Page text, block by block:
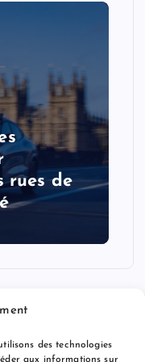
des technologies
aux informations sur
rues de